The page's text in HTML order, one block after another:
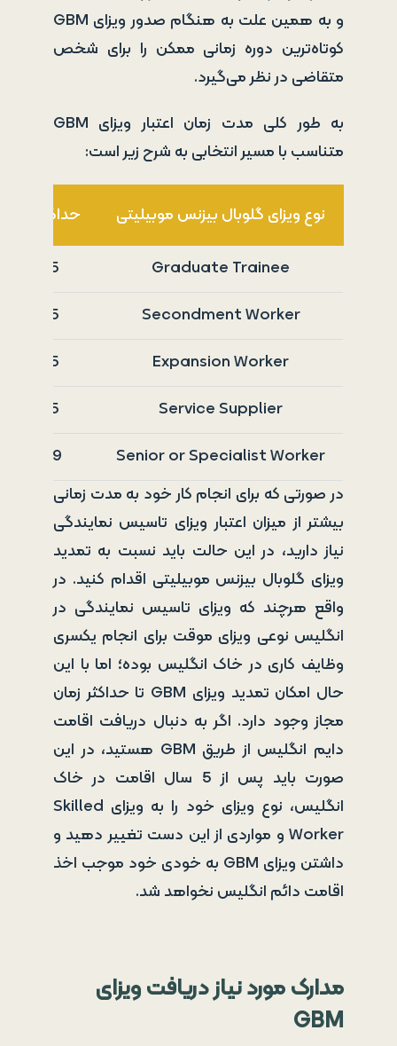
و به همین علت به هنگام صدور ویزای GBM
کوتاه‌ترین دوره زمانی ممکن را برای شخص
متقاضی در نظر می‌گیرد.
به طور کلی مدت زمان اعتبار ویزای GBM
متناسب با مسیر انتخابی به شرح زیر است:
نوع ویزای گلوبال بیزنس موبیلیتی حداکثر مدت
Graduate Trainee
5 سال در یک دوره 6 ساله
Secondment Worker
5 سال در یک دوره 6 ساله
Expansion Worker
5 سال در یک دوره 6 ساله
Service Supplier
5 سال در یک دوره 6 ساله
Senior or Specialist Worker
9 سال در یک دوره 10 ساله
در صورتی که برای انجام کار خود به مدت زمانی
بیشتر از میزان اعتبار ویزای تاسیس نمایندگی
نیاز دارید، در این حالت باید نسبت به تمدید
ویزای گلوبال بیزنس موبیلیتی اقدام کنید. در
واقع هرچند که ویزای تاسیس نمایندگی در
انگلیس نوعی ویزای موقت برای انجام یکسری
وظایف کاری در خاک انگلیس بوده؛ اما با این
حال امکان تمدید ویزای GBM تا حداکثر زمان
مجاز وجود دارد. اگر به دنبال دریافت اقامت
دایم انگلیس از طریق GBM هستید، در این
صورت باید پس از 5 سال اقامت در خاک
انگلیس، نوع ویزای خود را به ویزای Skilled
Worker و مواردی از این دست تغییر دهید و
داشتن ویزای GBM به خودی خود موجب اخذ
اقامت دائم انگلیس نخواهد شد.
مدارک مورد نیاز دریافت ویزای
GBM